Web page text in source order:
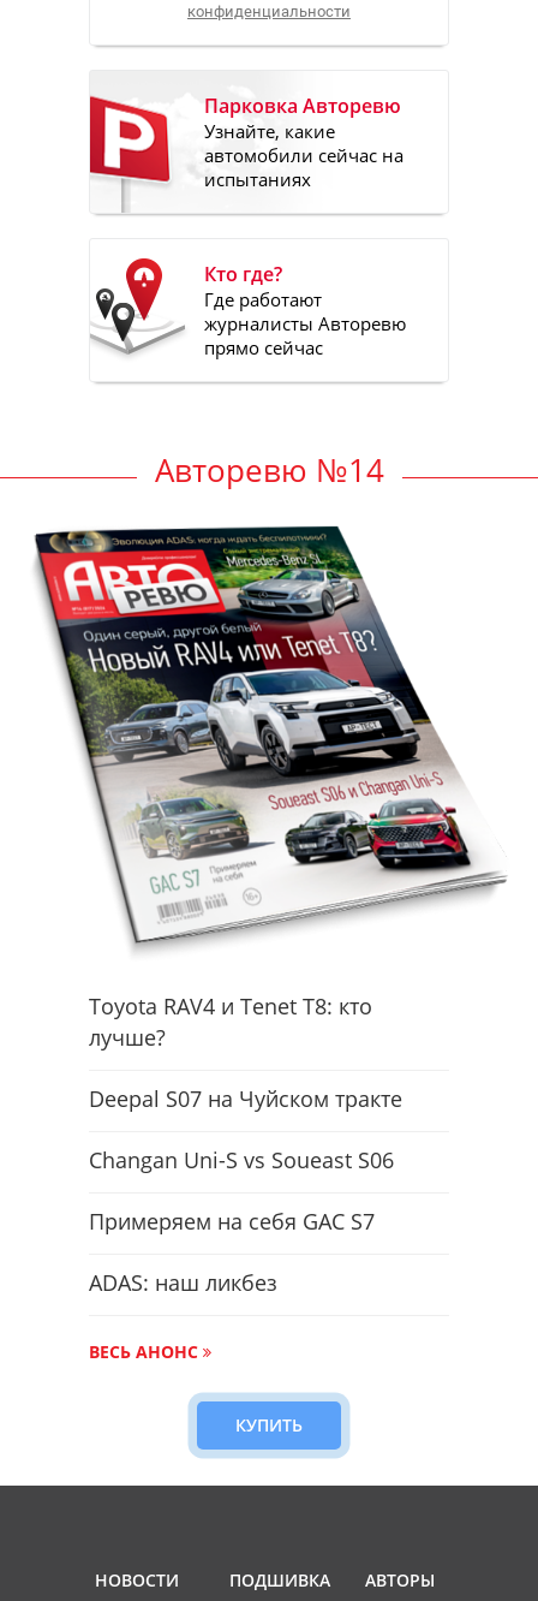
конфиденциальности
Парковка Авторевю
Узнайте, какие
автомобили сейчас на
испытаниях
Кто где?
Где работают
журналисты Авторевю
прямо сейчас
Авторевю №14
Toyota RAV4 и Tenet T8: кто
лучше?
Deepal S07 на Чуйском тракте
Changan Uni-S vs Soueast S06
Примеряем на себя GAC S7
ADAS: наш ликбез
ВЕСЬ АНОНС
КУПИТЬ
НОВОСТИ
ПОДШИВКА
АВТОРЫ